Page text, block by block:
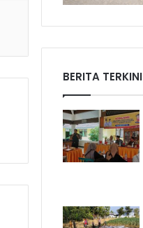
BERITA TERKINI